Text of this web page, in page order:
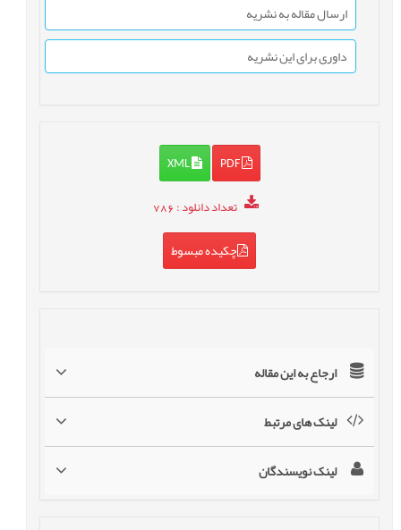
ارسال مقاله به نشریه
داوری برای این نشریه
PDF
XML
تعداد دانلود: 786
چکیده مبسوط
ارجاع به این مقاله
لینک های مرتبط
لینک نویسندگان